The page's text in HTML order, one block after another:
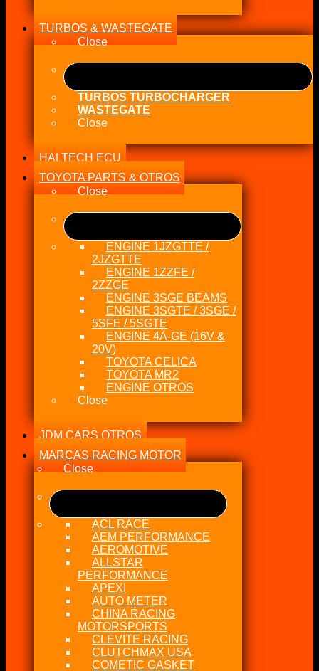
TURBOS & WASTEGATE
Close
TURBOS TURBOCHARGER
WASTEGATE
Close
HALTECH ECU
TOYOTA PARTS & OTROS
Close
ENGINE 1JZGTTE /
2JZGTTE
ENGINE 1ZZFE /
2ZZGE
ENGINE 3SGE BEAMS
ENGINE 3SGTE / 3SGE /
5SFE / 5SGTE
ENGINE 4A-GE (16V &
20V)
TOYOTA CELICA
TOYOTA MR2
ENGINE OTROS
Close
JDM CARS OTROS
MARCAS RACING MOTOR
Close
ACL RACE
AEM PERFORMANCE
AEROMOTIVE
ALLSTAR
PERFORMANCE
APEXI
AUTO METER
CHINA RACING
MOTORSPORTS
CLEVITE RACING
CLUTCHMAX USA
COMETIC GASKET